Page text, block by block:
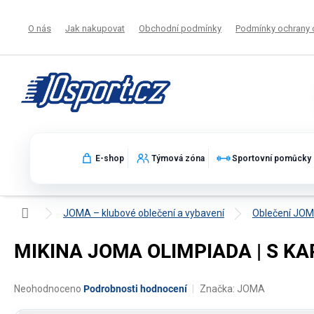
O nás Jak nakupovat Obchodní podmínky Podmínky ochrany
E-shop Týmová zóna Sportovní pomůcky
Domů JOMA – klubové oblečení a vybavení Oblečení
MIKINA JOMA OLIMPIADA | S
Průměrné
Neohodnoceno Podrobnosti hodnocení Značka: JOMA